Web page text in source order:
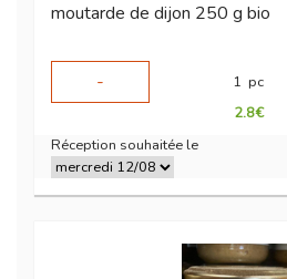
moutarde de dijon 250 g bio
-
1 pc
2.8€
Réception souhaitée le